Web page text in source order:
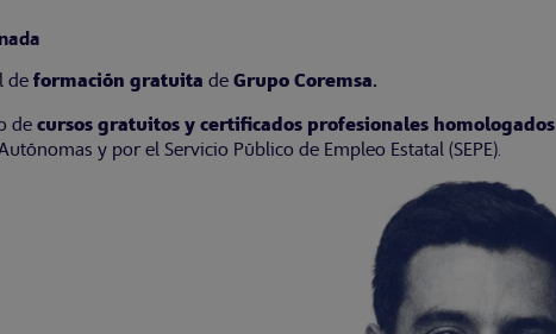
de formación gratuita de Grupo Coremsa.
de cursos gratuitos y certificados profesionales homologados
y por el Servicio Público de Empleo Estatal (SEPE).